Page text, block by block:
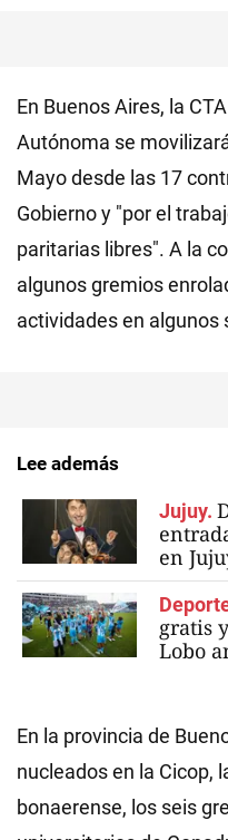
En Buenos Aires, la
Autónoma se
Mayo desde las 17
Gobierno y "por el
paritarias libres". A la
algunos gremios
actividades en algunos
Lee además
Jujuy.
en
gratis
Lobo
En la provincia de
nucleados en la Cicop,
bonaerense, los seis